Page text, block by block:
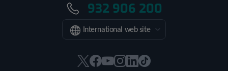
932 906 200
International web site
EsteEsteEsteEsteEsteEnlace